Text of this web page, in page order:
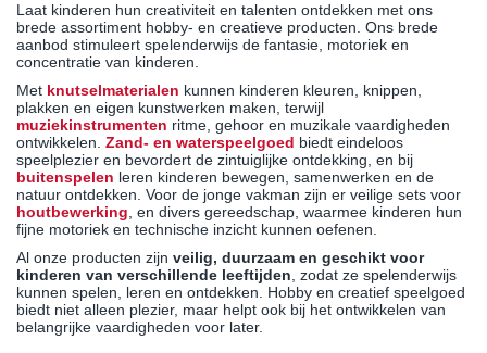
Laat kinderen hun creativiteit en talenten ontdekken met ons
brede assortiment hobby- en creatieve producten. Ons brede
aanbod stimuleert spelenderwijs de fantasie, motoriek en
concentratie van kinderen.
Met knutselmaterialen kunnen kinderen kleuren, knippen,
plakken en eigen kunstwerken maken, terwijl
muziekinstrumenten ritme, gehoor en muzikale vaardigheden
ontwikkelen. Zand- en waterspeelgoed biedt eindeloos
speelplezier en bevordert de zintuiglijke ontdekking, en bij
buitenspelen leren kinderen bewegen, samenwerken en de
natuur ontdekken. Voor de jonge vakman zijn er veilige sets voor
houtbewerking, en divers gereedschap, waarmee kinderen hun
fijne motoriek en technische inzicht kunnen oefenen.
Al onze producten zijn veilig, duurzaam en geschikt voor
kinderen van verschillende leeftijden, zodat ze spelenderwijs
kunnen spelen, leren en ontdekken. Hobby en creatief speelgoed
biedt niet alleen plezier, maar helpt ook bij het ontwikkelen van
belangrijke vaardigheden voor later.